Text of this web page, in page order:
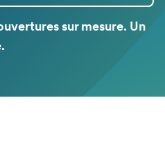
sur mesure. Un